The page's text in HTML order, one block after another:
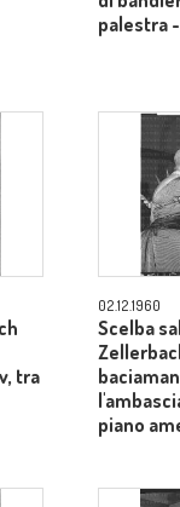
palestra
tra
02.12.1960
Scelba
piano